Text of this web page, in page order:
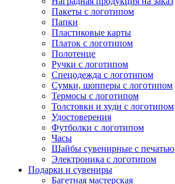
Пакеты с логотипом
Папки
Пластиковые карты
Платок с логотипом
Полотенце
Ручки с логотипом
Спецодежда с логотипом
Сумки, шопперы с логотипом
Термосы с логотипом
Толстовки и худи с логотипом
Удостоверения
Футболки с логотипом
Часы
Шайбы сувенирные с печатью
Электроника с логотипом
Подарки и сувениры
Багетная мастерская